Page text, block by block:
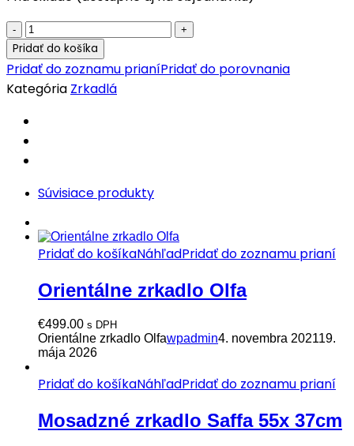
Marocké
zrkadlo
Tachratat
03
Pridať do košíka
Pridať do zoznamu prianíPridať do porovnania
Kategória Zrkadlá
Súvisiace produkty
Pridať do košíkaNáhľadPridať do zoznamu prianí
Orientálne zrkadlo Olfa
€499.00 s DPH
Orientálne zrkadlo Olfawpadmin4. novembra 202119.
mája 2026
Pridať do košíkaNáhľadPridať do zoznamu prianí
Mosadzné zrkadlo Saffa 55x 37cm